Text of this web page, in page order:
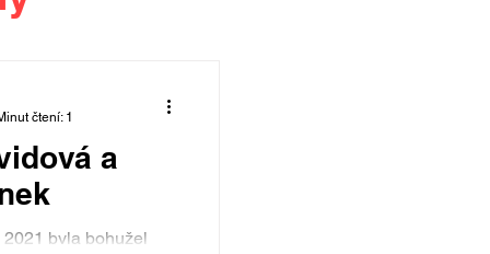
a
byla bohužel
čtení: 1